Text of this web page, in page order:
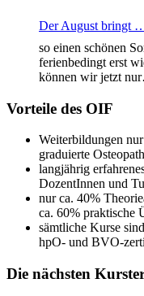
Der August bringt
so einen schönen
ferienbedingt erst
können wir jetzt
Vorteile des OIF
Weiterbildungen
graduierte
langjährig
DozentInnen und
nur ca. 40%
ca. 60% praktische
sämtliche Kurse
hpO- und BVO-
Die nächsten